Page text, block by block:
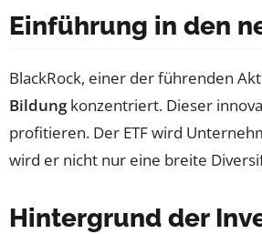
Einführung in den
BlackRock, einer der führenden
Bildungkonzentriert. Dieser
profitieren. Der ETF wird
wird er nicht nur eine breite
Hintergrund der